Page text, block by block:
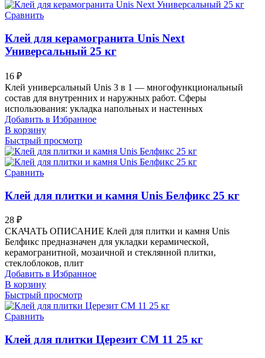
Сравнить
Клей для керамогранита Unis Next
Универсальный 25 кг
16 ₽
Клей универсальный Unis 3 в 1 — многофункциональный
состав для внутренних и наружных работ. Сферы
использования: укладка напольных и настенных
Добавить в Избранное
В корзину
Быстрый просмотр
Сравнить
Клей для плитки и камня Unis Белфикс 25 кг
28 ₽
СКАЧАТЬ ОПИСАНИЕ Клей для плитки и камня Unis
Белфикс предназначен для укладки керамической,
керамогранитной, мозаичной и стеклянной плитки,
стеклоблоков, плит
Добавить в Избранное
В корзину
Быстрый просмотр
Сравнить
Клей для плитки Церезит СМ 11 25 кг